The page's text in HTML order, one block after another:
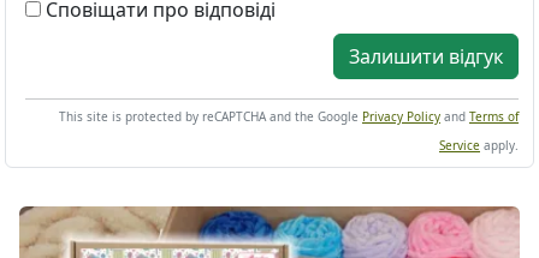
Сповіщати про відповіді
Залишити відгук
This site is protected by reCAPTCHA and the Google Privacy Policy and Terms of
Service apply.